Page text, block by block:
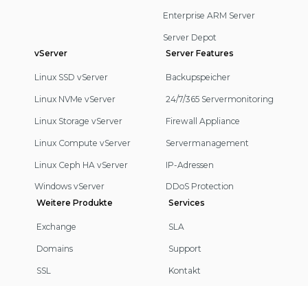
Enterprise ARM Server
Server Depot
vServer
Linux SSD vServer
Linux NVMe vServer
Linux Storage vServer
Linux Compute vServer
Linux Ceph HA vServer
Windows vServer
Server Features
Backupspeicher
24/7/365 Servermonitoring
Firewall Appliance
Servermanagement
IP-Adressen
DDoS Protection
Weitere Produkte
Exchange
Domains
SSL
Services
SLA
Support
Kontakt